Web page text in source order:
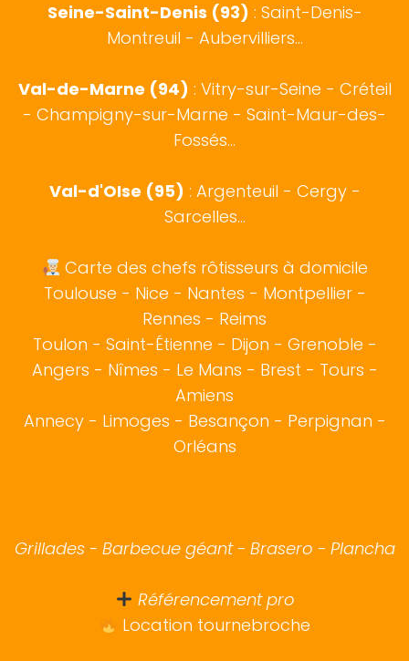
Seine-Saint-Denis (93) : Saint-Denis-
Montreuil - Aubervilliers...
Val-de-Marne (94) : Vitry-sur-Seine - Créteil
- Champigny-sur-Marne - Saint-Maur-des-
Fossés...
Val-d'OIse (95) : Argenteuil - Cergy -
Sarcelles...
Carte des chefs rôtisseurs à domicile
Toulouse - Nice - Nantes - Montpellier-
Rennes - Reims
Toulon - Saint-Étienne - Dijon - Grenoble -
Angers - Nîmes - Le Mans - Brest - Tours -
Amiens
Annecy- Limoges - Besançon - Perpignan -
Orléans
Grillades - Barbecue géant - Brasero - Plancha
Référencement pro
Location tournebroche